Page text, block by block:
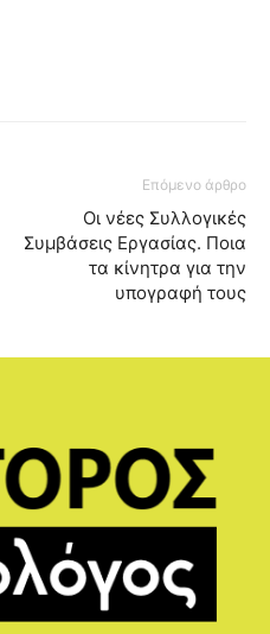
Επόμενο άρθρο
Οι νέες Συλλογικές
Συμβάσεις Εργασίας. Ποια
τα κίνητρα για την
υπογραφή τους